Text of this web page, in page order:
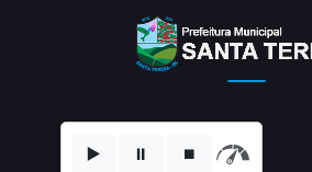
▶️ ⏸️ ⏹️